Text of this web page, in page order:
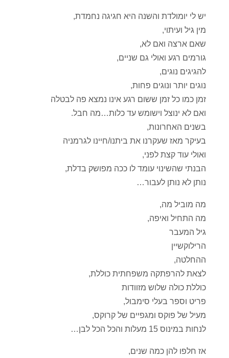
יש לי יומולדת והשנה היא חגיגה נחמדת,
מין גיל ועיתוי,
שאם ארצה ואם לא,
גורמים רגע ואולי גם שניים,
להגיגים נוגים,
נוגים יותר ונוגים פחות,
זמן כמו כל זמן ששום רגע אינו נמצא פה לבטלה
ואם לא ינוצל וישומש עד כלות…מה חבל.
בשנים האחרונות,
בעיקר מאז שעקרנו את ביתנו/חיינו לגרמניה
ואולי עוד קצת לפני,
הבנתי שהשינוי עומד לו ככה מפושק בדלת,
נותן לא נותן לעבור…
מה מוביל מה,
מה התחיל ואיפה,
גיל המעבר
הרילוקשיין
ההחלטה,
לצאת להרפתקה משפחתית כוללת,
כוללת כולה שלוש מזוודות
פריט וספר בעלי סימבול,
מעיל של פוקס ומגפיים של קרוקס,
לנחות במינוס 15 מעלות והכל הכל לבן…
אז חלפו להן כמה שנים,